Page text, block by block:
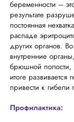
беременности –
результате
постоянная
распаде
других органов.
внутренние
брюшной полости,
итоге развивается
привести к гибели
Профилактика: